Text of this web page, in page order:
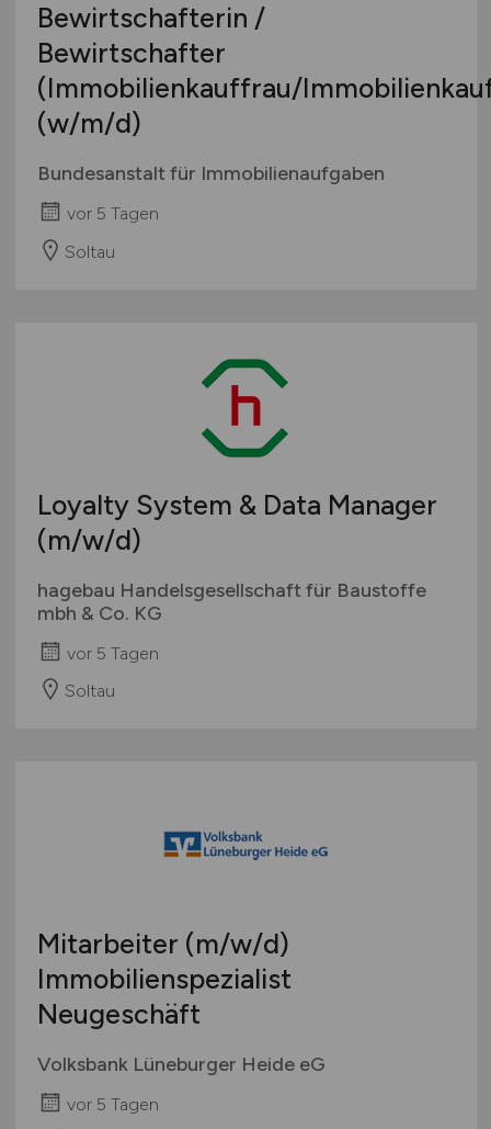
Bewirtschafterin /
Bewirtschafter
(Immobilienkauffrau/
(w/m/d)
Bundesanstalt für Immobilienaufgaben
vor 5 Tagen
Soltau
Loyalty System & Data Manager
(m/w/d)
hagebau Handelsgesellschaft für Baustoffe
mbh & Co. KG
vor 5 Tagen
Soltau
Mitarbeiter (m/w/d)
Immobilienspezialist
Neugeschäft
Volksbank Lüneburger Heide eG
vor 5 Tagen